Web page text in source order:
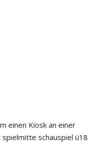
einen Kiosk an einer
schauspiel ü18